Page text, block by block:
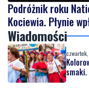
Podróżnik roku
Kociewia. Płynie
Wiadomości